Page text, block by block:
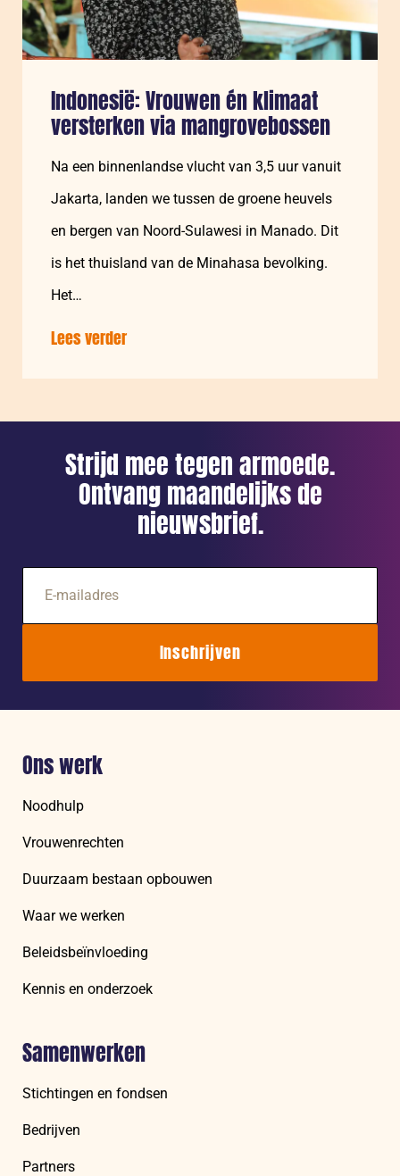
Indonesië: Vrouwen én klimaat
versterken via mangrovebossen
Na een binnenlandse vlucht van 3,5 uur vanuit
Jakarta, landen we tussen de groene heuvels
en bergen van Noord-Sulawesi in Manado. Dit
is het thuisland van de Minahasa bevolking.
Het…
Lees verder
Vrouwen
versterken
via
mangrovebossen
Strijd mee tegen armoede.
Ontvang maandelijks de
nieuwsbrief.
mailadres
Inschrijven
Ons werk
Noodhulp
Vrouwenrechten
Duurzaam bestaan opbouwen
Waar we werken
Beleidsbeïnvloeding
Kennis en onderzoek
Samenwerken
Stichtingen en fondsen
Bedrijven
Partners